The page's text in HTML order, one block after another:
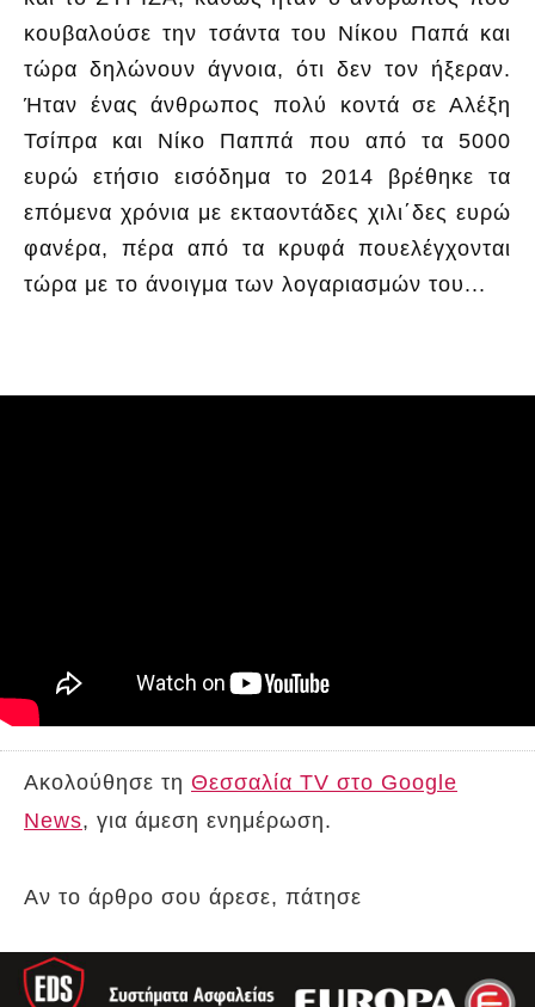
κουβαλούσε την τσάντα του Νίκου Παπά και
τώρα δηλώνουν άγνοια, ότι δεν τον ήξεραν.
Ήταν ένας άνθρωπος πολύ κοντά σε Αλέξη
Τσίπρα και Νίκο Παππά που από τα 5000
ευρώ ετήσιο εισόδημα το 2014 βρέθηκε τα
επόμενα χρόνια με εκταοντάδες χιλι΄δες ευρώ
φανέρα, πέρα από τα κρυφά πουελέγχονται
τώρα με το άνοιγμα των λογαριασμών του...
Ακολούθησε τη Θεσσαλία TV στο Google
News, για άμεση ενημέρωση.
Αν το άρθρο σου άρεσε, πάτησε